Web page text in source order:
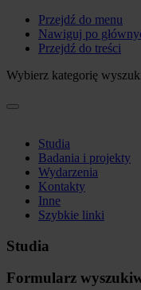
Przejdź do menu
Nawiguj po
Przejdź do treści
Wybierz kategorię
Studia
Badania i projekty
Wydarzenia
Kontakty
Inne
Szybkie linki
Studia
Formularz